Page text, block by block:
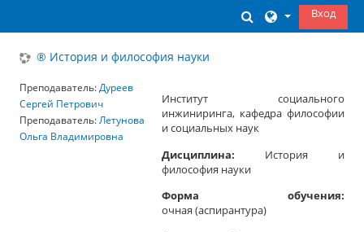
ИзменитьВход
® История и философия науки
Институт социального
инжиниринга, кафедра философии
и социальных наук
Дисциплина:
История и
философия науки
Форма обучения:
очная (аспирантура)
Преподаватель:Дуреев
Сергей Петрович
Преподаватель:Летунова
Ольга Владимировна